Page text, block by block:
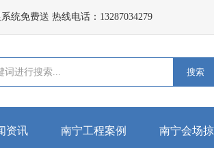
统免费送 热线电话：13287034279
搜索
资讯 南宁工程案例 南宁会场